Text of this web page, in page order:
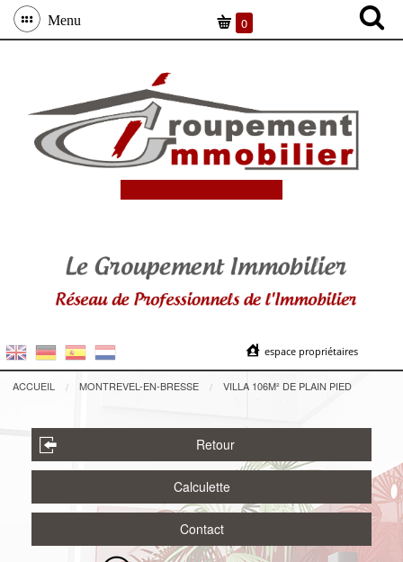
Menu 0
espace propriétaires
ACCUEIL MONTREVEL-EN-BRESSE VILLA 106M² DE PLAIN PIED
Retour
Calculette
Contact